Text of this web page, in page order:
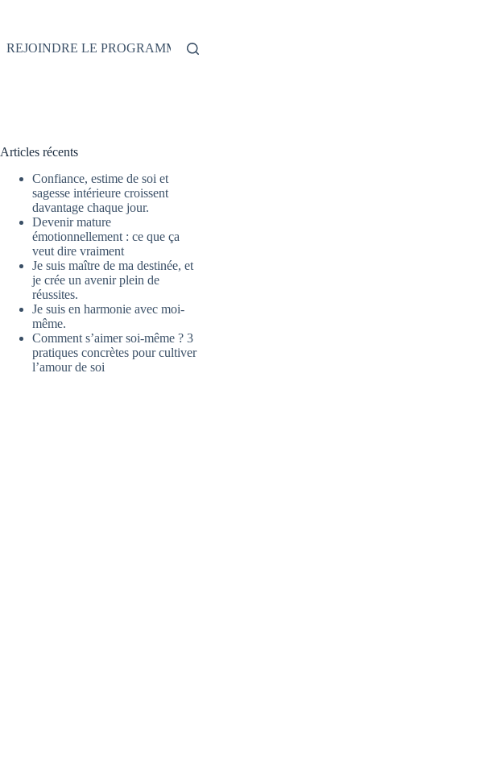
REJOINDRE LE PROGRAMME
Articles récents
Confiance, estime de soi et
sagesse intérieure croissent
davantage chaque jour.
Devenir mature
émotionnellement : ce que ça
veut dire vraiment
Je suis maître de ma destinée, et
je crée un avenir plein de
réussites.
Je suis en harmonie avec moi-
même.
Comment s’aimer soi-même ? 3
pratiques concrètes pour cultiver
l’amour de soi